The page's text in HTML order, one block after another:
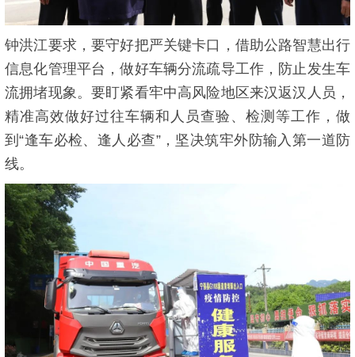
钟洪江要求，要守好把严关键卡口，借助公路智慧出行
信息化管理平台，做好车辆分流疏导工作，防止发生车
流拥堵现象。要盯紧看牢中高风险地区来汉返汉人员，
精准高效做好过往车辆和人员查验、检测等工作，做
到“逢车必检、逢人必查”，坚决筑牢外防输入第一道防
线。